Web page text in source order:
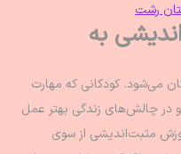
رشت
به
می‌شود. کودکانی که مهارت
و در چالش‌های زندگی بهتر عمل
مثبت‌اندیشی از سوی